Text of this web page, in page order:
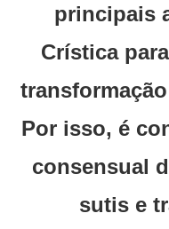
principais
Crística
Por isso, é
consensual
sutis e